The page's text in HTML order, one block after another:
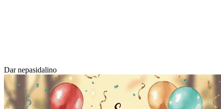
Dar nepasidalino